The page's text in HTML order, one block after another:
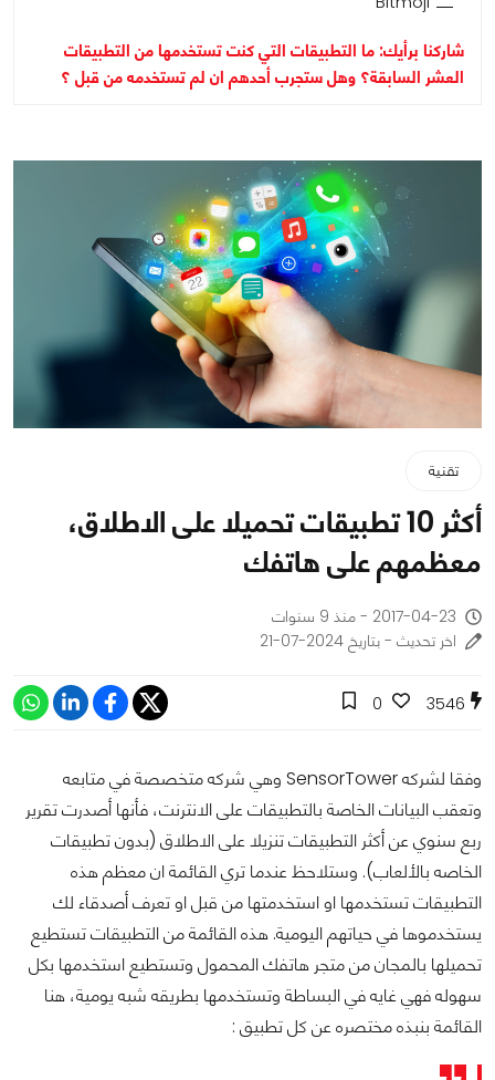
شاركنا برأيك: ما التطبيقات التي كنت تستخدمها من التطبيقات
العشر السابقة؟ وهل ستجرب أحدهم ان لم تستخدمه من قبل ؟
تقنية
أكثر 10 تطبيقات تحميلا على الاطلاق،
معظمهم على هاتفك
2017-04-23 - منذ 9 سنوات
اخر تحديث - بتاريخ 2024-07-21
3546
0
وفقا لشركه SensorTower وهي شركه متخصصة في متابعه
وتعقب البيانات الخاصة بالتطبيقات على الانترنت، فأنها أصدرت تقرير
ربع سنوي عن أكثر التطبيقات تنزيلا على الاطلاق (بدون تطبيقات
الخاصه بالألعاب). وستلاحظ عندما تري القائمة ان معظم هذه
التطبيقات تستخدمها او استخدمتها من قبل او تعرف أصدقاء لك
يستخدموها في حياتهم اليومية. هذه القائمة من التطبيقات تستطيع
تحميلها بالمجان من متجر هاتفك المحمول وتستطيع استخدمها بكل
سهوله فهي غايه في البساطة وتستخدمها بطريقه شبه يومية، هنا
القائمة بنبذه مختصره عن كل تطبيق :